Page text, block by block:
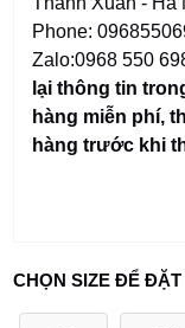
Phone:
Zalo:0968 550
lại thông tin
hàng miễn phí,
hàng trước khi
CHỌN SIZE ĐỂ